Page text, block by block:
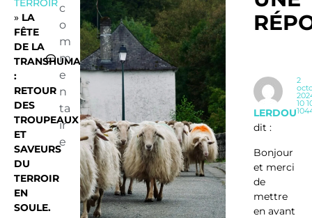
TERROIR
» LA
FÊTE
DE LA
TRANSHUMANCE
:
RETOUR
DES
TROUPEAUX
ET
SAVEURS
DU
TERROIR
EN
SOULE.
c
o
m
m
e
n
ta
ir
e
LERDOU
dit :
2
10
Bonjour
et merci
de
mettre
en avant